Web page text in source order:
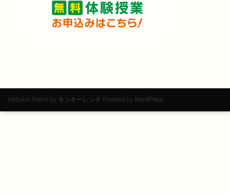
Habakiri theme by モンキーレンチ Powered by WordPress